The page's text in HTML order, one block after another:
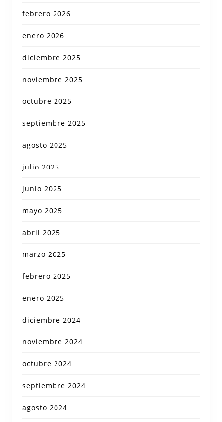
febrero 2026
enero 2026
diciembre 2025
noviembre 2025
octubre 2025
septiembre 2025
agosto 2025
julio 2025
junio 2025
mayo 2025
abril 2025
marzo 2025
febrero 2025
enero 2025
diciembre 2024
noviembre 2024
octubre 2024
septiembre 2024
agosto 2024